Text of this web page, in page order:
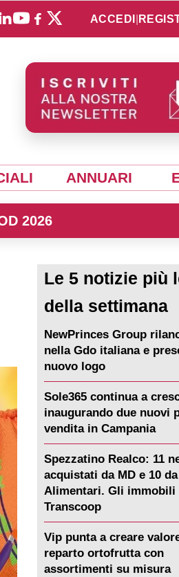
ACCEDI
ANNUARI
2026
Le 5 notizie più
della settimana
NewPrinces Group
nella Gdo italiana e
nuovo logo
Sole365 continua a
inaugurando due nuovi
vendita in Campania
Spezzatino Realco: 11
acquistati da MD e 10
Alimentari. Gli immobili
Transcoop
Vip punta a creare
reparto ortofrutta con
assortimenti su misura